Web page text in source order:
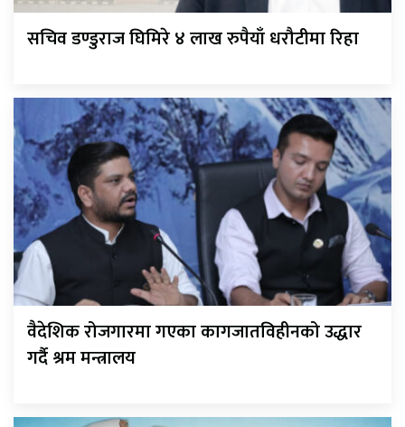
सचिव डण्डुराज घिमिरे ४ लाख रुपैयाँ धरौटीमा रिहा
वैदेशिक रोजगारमा गएका कागजातविहीनको उद्धार
गर्दै श्रम मन्त्रालय